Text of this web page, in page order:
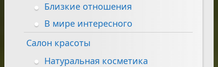
Близкие отношения
В мире интересного
Салон красоты
Натуральная косметика